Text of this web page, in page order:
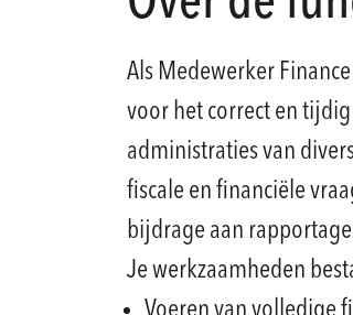
Als Medewerker
voor het correct en
administraties van
fiscale en financiële
bijdrage aan
Je werkzaamheden